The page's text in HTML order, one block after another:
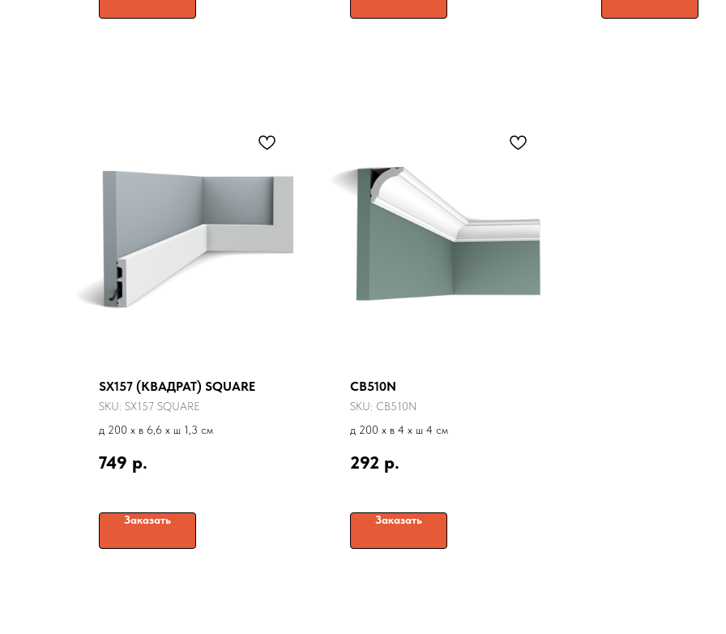
SX157 (КВАДРАТ) SQUARE
SKU: SX157 SQUARE
д 200 x в 6,6 x ш 1,3 см
749 р.
Заказать
CB510N
SKU: CB510N
д 200 x в 4 x ш 4 см
292 р.
Заказать